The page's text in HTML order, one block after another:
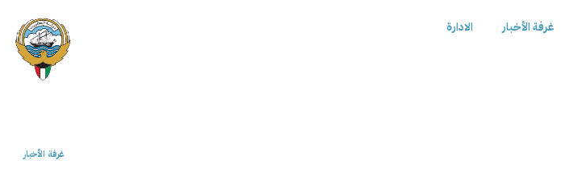
الادارة غرفة الأخبار
غرفة الأخبار